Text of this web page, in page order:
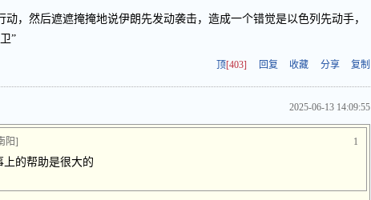
动，然后遮遮掩掩地说伊朗先发动袭击，造成一个错觉是以色列先动手，
”
顶[403] 回复 收藏 分享 复制
2025-06-13 14:09:55
阳] 1
的帮助是很大的